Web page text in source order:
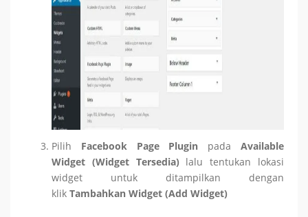
Pilih Facebook Page Plugin padaAvailable
Widget (Widget Tersedia) lalu tentukan lokasi
widget untuk ditampilkan dengan
klik Tambahkan Widget (Add Widget)